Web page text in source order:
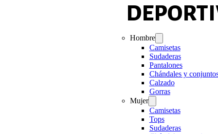
Hombre
Camisetas
Sudaderas
Pantalones
Chándales y
Calzado
Gorras
Mujer
Camisetas
Tops
Sudaderas